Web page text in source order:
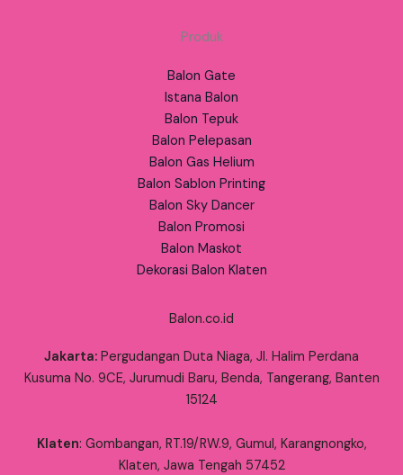
Produk
Balon Gate
Istana Balon
Balon Tepuk
Balon Pelepasan
Balon Gas Helium
Balon Sablon Printing
Balon Sky Dancer
Balon Promosi
Balon Maskot
Dekorasi Balon Klaten
Balon.co.id
Jakarta: Pergudangan Duta Niaga, Jl. Halim Perdana
Kusuma No. 9CE, Jurumudi Baru, Benda, Tangerang, Banten
15124
Klaten: Gombangan, RT.19/RW.9, Gumul, Karangnongko,
Klaten, Jawa Tengah 57452